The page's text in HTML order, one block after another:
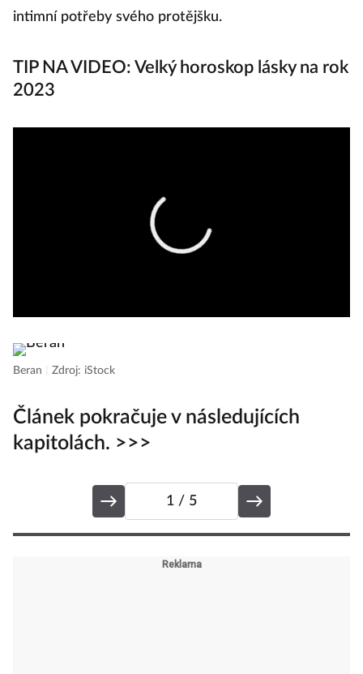
intimní potřeby svého protějšku.
TIP NA VIDEO: Velký horoskop lásky na rok
2023
Beran Zdroj: iStock
Článek pokračuje v následujících
kapitolách. >>>
1 / 5